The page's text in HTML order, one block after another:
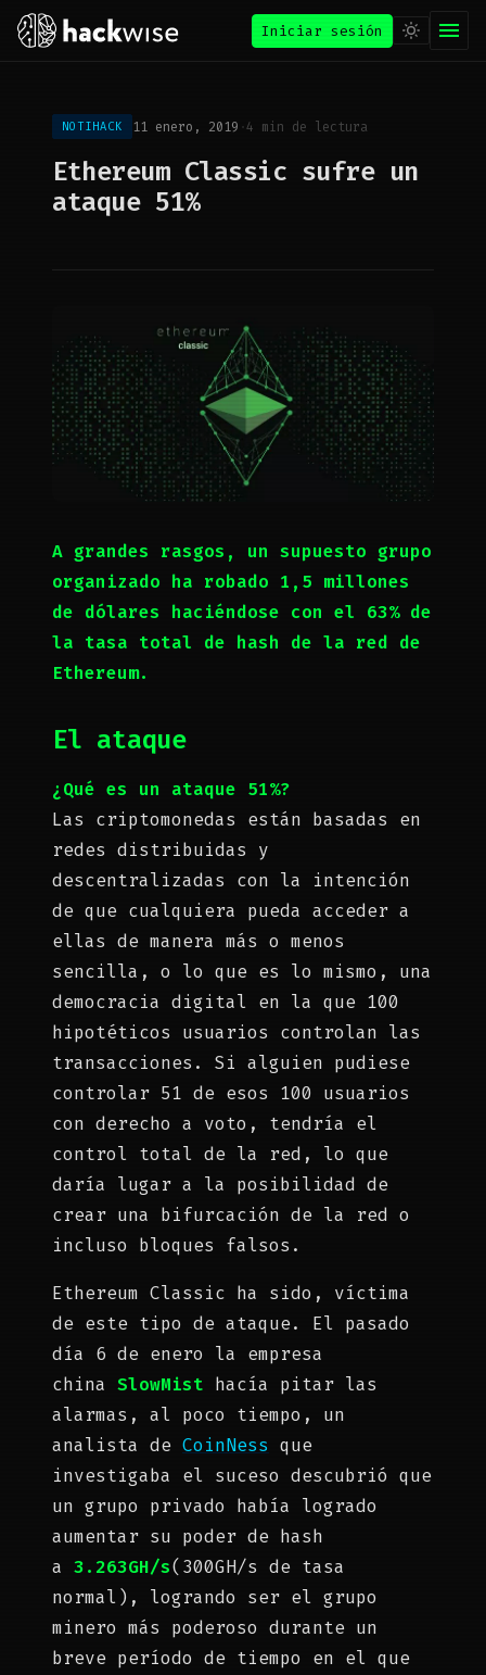
Iniciar sesión
NOTIHACK 11 enero, 2019 ·4 min de lectura
Ethereum Classic sufre un
ataque 51%
A grandes rasgos, un supuesto grupo
organizado ha robado 1,5 millones
de dólares haciéndose con el 63% de
la tasa total de hash de la red de
Ethereum.
El ataque
¿Qué es un ataque 51%?
Las criptomonedas están basadas en
redes distribuidas y
descentralizadas con la intención
de que cualquiera pueda acceder a
ellas de manera más o menos
sencilla, o lo que es lo mismo, una
democracia digital en la que 100
hipotéticos usuarios controlan las
transacciones. Si alguien pudiese
controlar 51 de esos 100 usuarios
con derecho a voto, tendría el
control total de la red, lo que
daría lugar a la posibilidad de
crear una bifurcación de la red o
incluso bloques falsos.
Ethereum Classic ha sido, víctima
de este tipo de ataque. El pasado
día 6 de enero la empresa
china SlowMist hacía pitar las
alarmas, al poco tiempo, un
analista de CoinNess que
investigaba el suceso descubrió que
un grupo privado había logrado
aumentar su poder de hash
a 3.263GH/s(300GH/s de tasa
normal), logrando ser el grupo
minero más poderoso durante un
breve período de tiempo en el que